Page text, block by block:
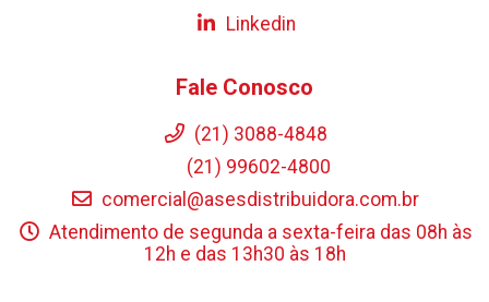
Linkedin
Fale Conosco
(21) 3088-4848
(21) 99602-4800
comercial@asesdistribuidora.com.br
Atendimento de segunda a sexta-feira das 08h às
12h e das 13h30 às 18h